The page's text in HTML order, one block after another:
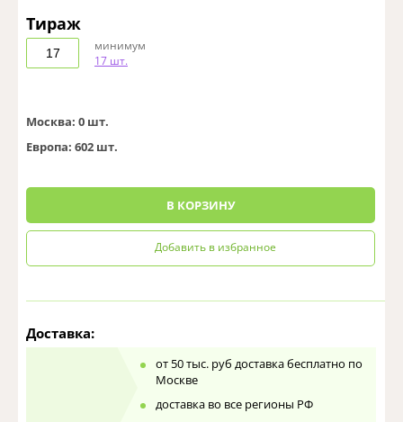
Тираж
минимум
17 шт.
Москва: 0 шт.
Европа: 602 шт.
В КОРЗИНУ
Добавить в избранное
Доставка:
от 50 тыс. руб доставка бесплатно по
Москве
доставка во все регионы РФ